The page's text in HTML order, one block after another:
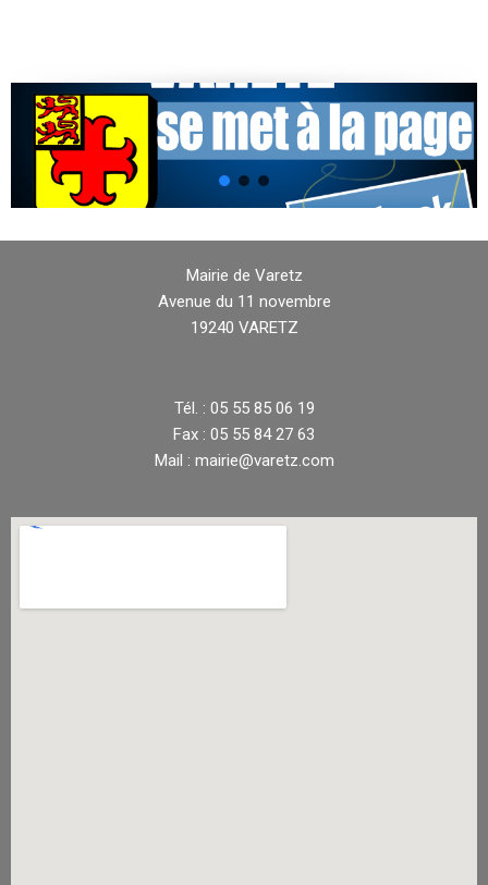
Mairie de Varetz
Avenue du 11 novembre
19240 VARETZ
Tél. : 05 55 85 06 19
Fax : 05 55 84 27 63
Mail : mairie@varetz.com